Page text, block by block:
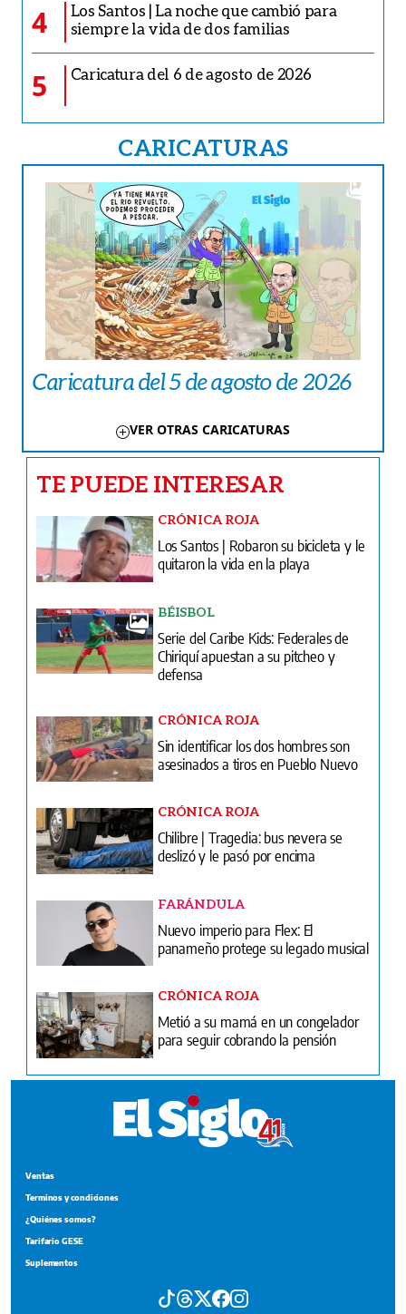
4
Los Santos | La noche que cambió para
siempre la vida de dos familias
5 Caricatura del 6 de agosto de 2026
CARICATURAS
Caricatura del 5 de agosto de 2026
VER OTRAS CARICATURAS
TE PUEDE INTERESAR
CRÓNICA ROJA
Los Santos | Robaron su bicicleta y le
quitaron la vida en la playa
BÉISBOL
Serie del Caribe Kids: Federales de
Chiriquí apuestan a su pitcheo y
defensa
CRÓNICA ROJA
Sin identificar los dos hombres son
asesinados a tiros en Pueblo Nuevo
CRÓNICA ROJA
Chilibre | Tragedia: bus nevera se
deslizó y le pasó por encima
FARÁNDULA
Nuevo imperio para Flex: El
panameño protege su legado musical
CRÓNICA ROJA
Metió a su mamá en un congelador
para seguir cobrando la pensión
Ventas
Terminos y condiciones
¿Quiénes somos?
Tarifario GESE
Suplementos